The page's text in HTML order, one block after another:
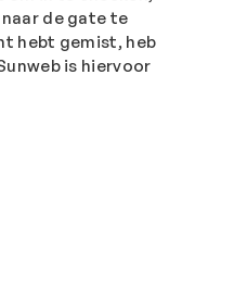
de gate te
hebt gemist, heb
is hiervoor